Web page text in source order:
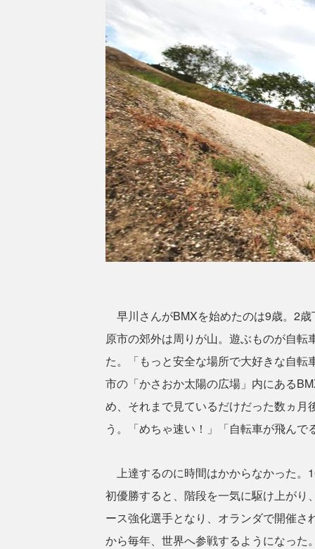
早川さんがBMXを始めたのは9歳。2
原市の郊外は周りが山。遊ぶものが自
た。「もっと安全な場所で大好きな自
市の「かさおか太陽の広場」内にある
め、それまで見ているだけだった数ヵ
う。「めちゃ速い！」「自転車が飛ん
上達するのに時間はかからなかった。
初優勝すると、階段を一気に駆け上が
ース強化選手となり、オランダで開催
から毎年、世界へ参戦するようになっ